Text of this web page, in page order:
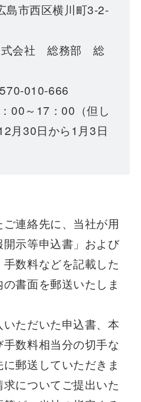
島市西区横川町3-2-
式会社 総務部 総
010-666
00～17：00（但し
月30日から1月3日
連絡先に、当社が用
示等申込書」および
数料などを記載した
書面を郵送いたしま
ただいた申込書、本
数料相当分の切手な
郵送していただきま
についてご提出いた